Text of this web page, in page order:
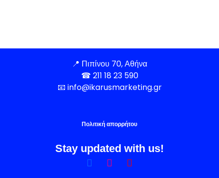
📍 Πιπίνου 70, Αθήνα
☎ 211 18 23 590
📧 info@ikarusmarketing.gr
Πολιτική απορρήτου
Stay updated with us!